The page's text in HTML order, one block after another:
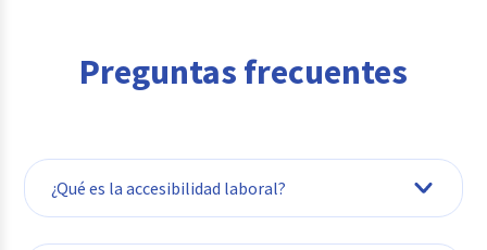
Preguntas frecuentes
¿Qué es la accesibilidad laboral?